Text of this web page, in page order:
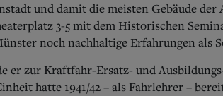
und damit die meisten Gebäude
3-5 mit dem Historischen
noch nachhaltige Erfahrungen als
er zur Kraftfahr-Ersatz- und
hatte 1941/42 – als Fahrlehrer –